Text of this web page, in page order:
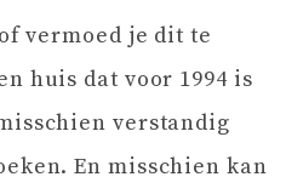
vermoed je dit te
huis dat voor 1994 is
verstandig
En misschien kan